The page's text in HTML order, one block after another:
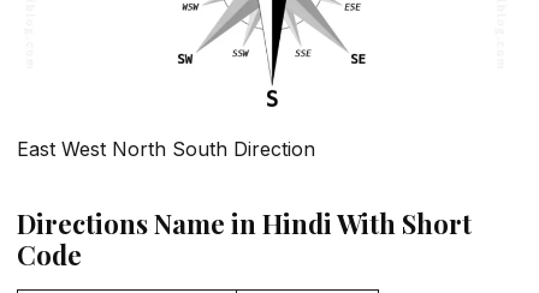
East West North South Direction
Directions Name in Hindi With Short
Code